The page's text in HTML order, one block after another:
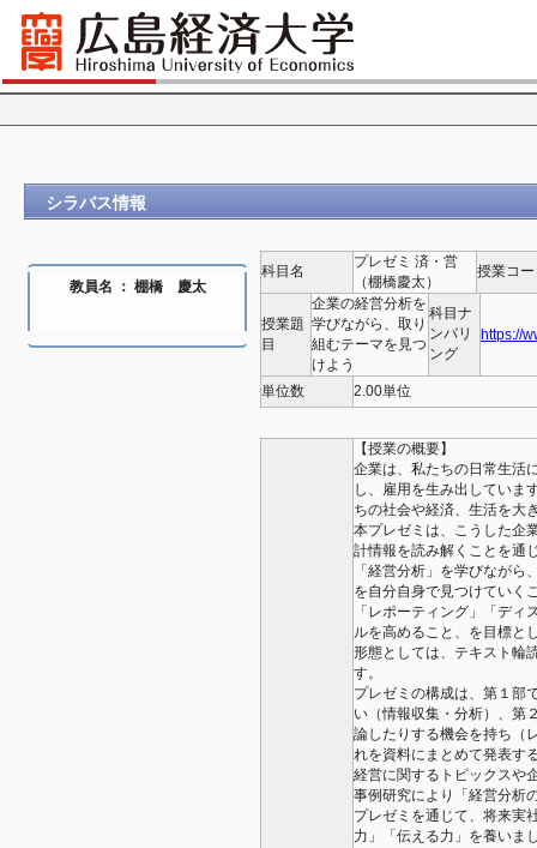
シラバス情報
教員名 ： 棚橋 慶太
科目名
プレゼミ 済・営
（棚橋慶太）
授業コ
授業題
目
企業の経営分析を
学びながら、取り
組むテーマを見つ
けよう
科目ナ
ンバリ
ング
https://
単位数 2.00単位
【授業の概要】
企業は、私たちの日常生活
し、雇用を生み出していま
ちの社会や経済、生活を大
本プレゼミは、こうした企
計情報を読み解くことを通
「経営分析」を学びなが
を自分自身で見つけていく
「レポーティング」「デ
ルを高めること、を目標と
形態としては、テキスト輪
す。
プレゼミの構成は、第１部
い（情報収集・分析）、第
論したりする機会を持ち（
れを資料にまとめて発表す
経営に関するトピックスや
事例研究により「経営分析
プレゼミを通じて、将来実
力」「伝える力」を養いま